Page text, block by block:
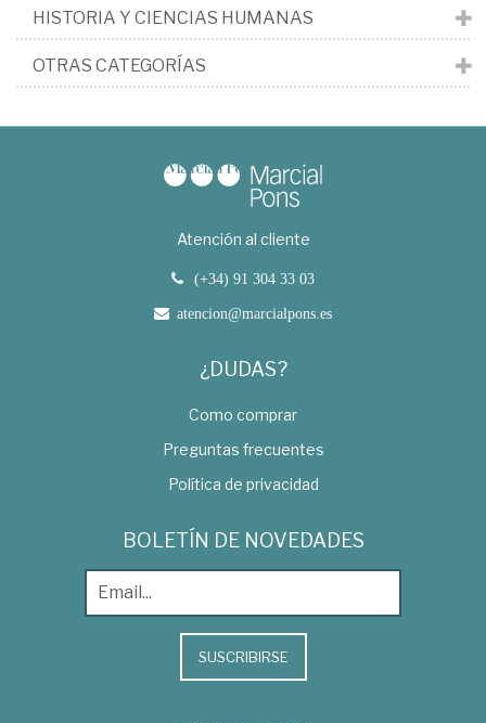
HISTORIA Y CIENCIAS HUMANAS
OTRAS CATEGORÍAS
Atención al cliente
(+34) 91 304 33 03
atencion@marcialpons.es
¿DUDAS?
Como comprar
Preguntas frecuentes
Política de privacidad
BOLETÍN DE NOVEDADES
SUSCRIBIRSE